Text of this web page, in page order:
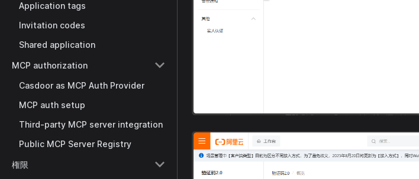
Application tags
Invitation codes
Shared application
MCP authorization
Casdoor as MCP Auth Provider
MCP auth setup
Third-party MCP server integration
Public MCP Server Registry
権限